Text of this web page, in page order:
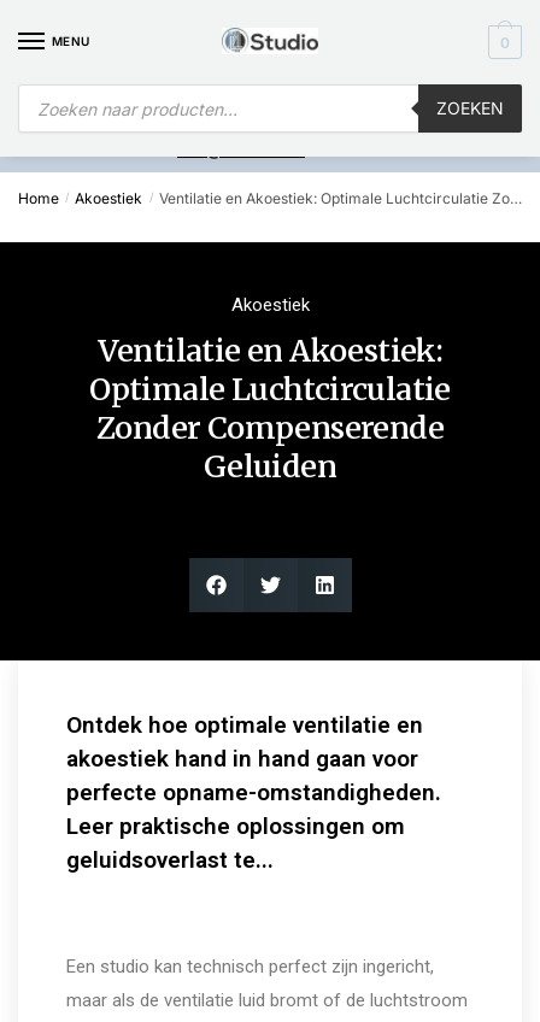
MENU
ZOEKEN
0
uw computer al over op Windows 11? Heeft u vragen stuur een
Home / Akoestiek / Ventilatie en Akoestiek: Optimale Luchtcirculatie Zonder Compenserende Geluiden
Akoestiek
Ventilatie en Akoestiek:
Optimale Luchtcirculatie
Zonder Compenserende
Geluiden
Ontdek hoe optimale ventilatie en
akoestiek hand in hand gaan voor
perfecte opname-omstandigheden.
Leer praktische oplossingen om
geluidsoverlast te...
Een studio kan technisch perfect zijn ingericht,
maar als de ventilatie luid bromt of de luchtstroom